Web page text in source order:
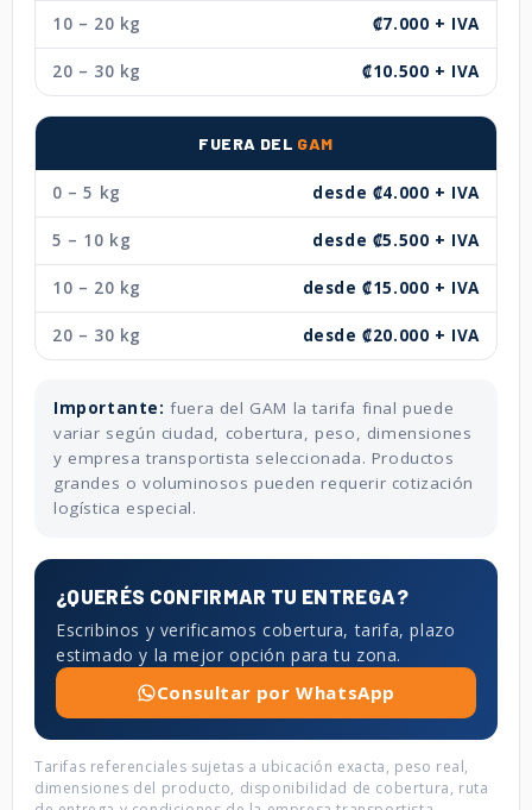
10 – 20 kg ₡7.000 + IVA
20 – 30 kg ₡10.500 + IVA
FUERA DEL GAM
0 – 5 kg desde ₡4.000 + IVA
5 – 10 kg desde ₡5.500 + IVA
10 – 20 kg desde ₡15.000 + IVA
20 – 30 kg desde ₡20.000 + IVA
Importante: fuera del GAM la tarifa final puede
variar según ciudad, cobertura, peso, dimensiones
y empresa transportista seleccionada. Productos
grandes o voluminosos pueden requerir cotización
logística especial.
¿QUERÉS CONFIRMAR TU ENTREGA?
Escribinos y verificamos cobertura, tarifa, plazo
estimado y la mejor opción para tu zona.
Consultar por WhatsApp
Tarifas referenciales sujetas a ubicación exacta, peso real,
dimensiones del producto, disponibilidad de cobertura, ruta